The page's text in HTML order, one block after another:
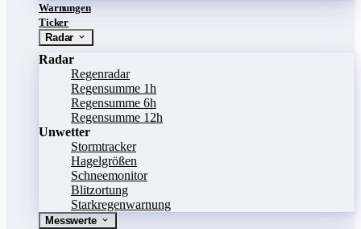
Warnungen
Ticker
Radar
Radar
Regenradar
Regensumme 1h
Regensumme 6h
Regensumme 12h
Unwetter
Stormtracker
Hagelgrößen
Schneemonitor
Blitzortung
Starkregenwarnung
Messwerte